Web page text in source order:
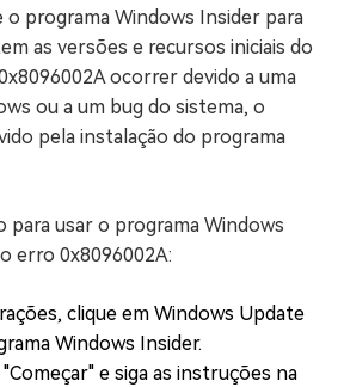
programa Windows Insider para
as versões e recursos iniciais do
ocorrer devido a uma
ou a um bug do sistema, o
pela instalação do programa
para usar o programa Windows
erro 0x8096002A:
clique em Windows Update
Windows Insider.
e siga as instruções na